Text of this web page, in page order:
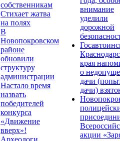
собственникам
Стихает жатва
на полях
В
Новопокровском
районе
обновили
структуру
администрации
Настало время
назвать
победителей
конкурса
«Движение
вверх»!
Археологи
внимание
уделили
дорожной
края
о
дачи
дачи)
акции